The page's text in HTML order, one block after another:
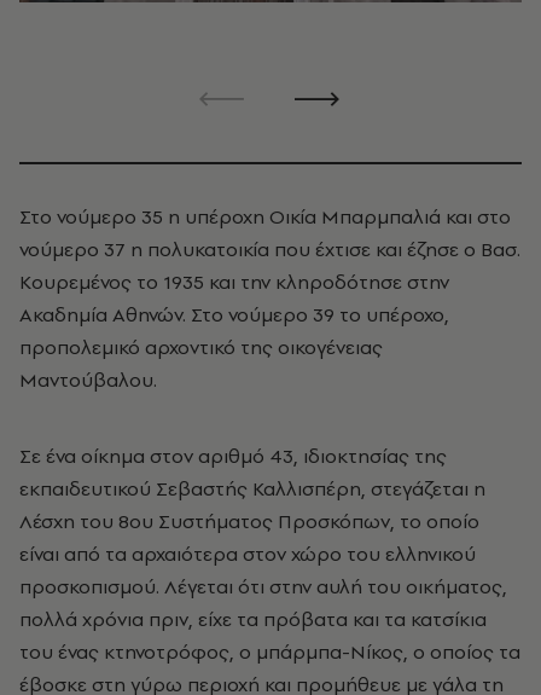
Στο νούμερο 35 η υπέροχη Οικία Μπαρμπαλιά και στο
νούμερο 37 η πολυκατοικία που έχτισε και έζησε ο Βασ.
Κουρεμένος το 1935 και την κληροδότησε στην
Ακαδημία Αθηνών. Στο νούμερο 39 το υπέροχο,
προπολεμικό αρχοντικό της οικογένειας
Μαντούβαλου.
Σε ένα οίκημα στον αριθμό 43, ιδιοκτησίας της
εκπαιδευτικού Σεβαστής Καλλισπέρη, στεγάζεται η
Λέσχη του 8ου Συστήματος Προσκόπων, το οποίο
είναι από τα αρχαιότερα στον χώρο του ελληνικού
προσκοπισμού. Λέγεται ότι στην αυλή του οικήματος,
πολλά χρόνια πριν, είχε τα πρόβατα και τα κατσίκια
του ένας κτηνοτρόφος, ο μπάρμπα-Νίκος, ο οποίος τα
έβοσκε στη γύρω περιοχή και προμήθευε με γάλα τη